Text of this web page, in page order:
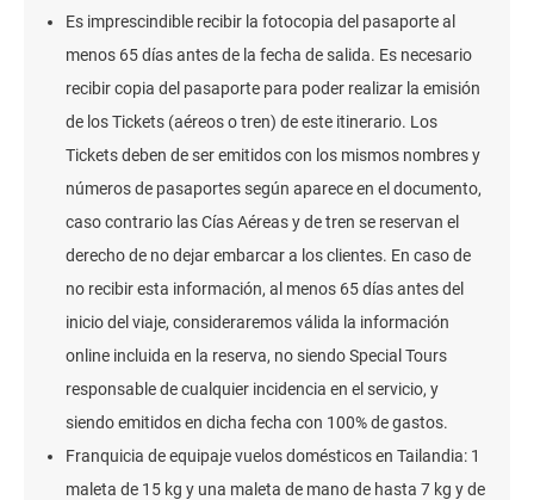
Es imprescindible recibir la fotocopia del pasaporte al
menos 65 días antes de la fecha de salida. Es necesario
recibir copia del pasaporte para poder realizar la emisión
de los Tickets (aéreos o tren) de este itinerario. Los
Tickets deben de ser emitidos con los mismos nombres y
números de pasaportes según aparece en el documento,
caso contrario las Cías Aéreas y de tren se reservan el
derecho de no dejar embarcar a los clientes. En caso de
no recibir esta información, al menos 65 días antes del
inicio del viaje, consideraremos válida la información
online incluida en la reserva, no siendo Special Tours
responsable de cualquier incidencia en el servicio, y
siendo emitidos en dicha fecha con 100% de gastos.
Franquicia de equipaje vuelos domésticos en Tailandia: 1
maleta de 15 kg y una maleta de mano de hasta 7 kg y de